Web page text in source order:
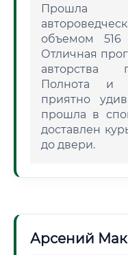
Прошла
объемом
Отличная
авторства
Полнота и
приятно
прошла в
доставлен
до двери.
Арсений